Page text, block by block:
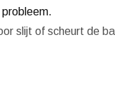
slijt of scheurt de